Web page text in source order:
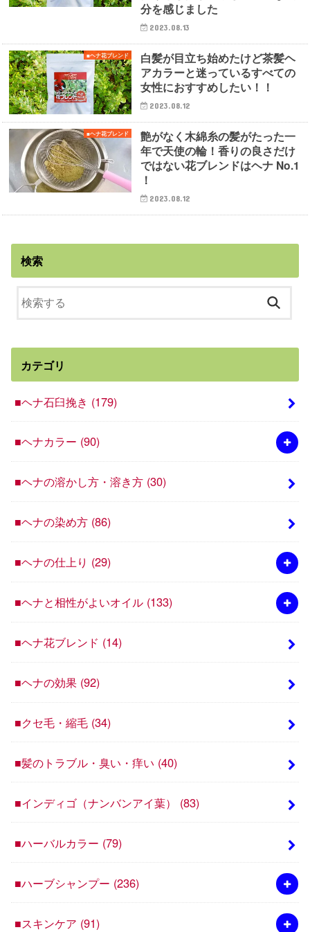
分を感じました
2023.08.13
■ヘナ花ブレンド
白髪が目立ち始めたけど茶髪ヘ
アカラーと迷っているすべての
女性におすすめしたい！！
2023.08.12
■ヘナ花ブレンド
艶がなく木綿糸の髪がたった一
年で天使の輪！香りの良さだけ
ではない花ブレンドはヘナ No.1
！
2023.08.12
検索
カテゴリ
■ヘナ石臼挽き (179)
■ヘナカラー (90)
■ヘナの溶かし方・溶き方 (30)
■ヘナの染め方 (86)
■ヘナの仕上り (29)
■ヘナと相性がよいオイル (133)
■ヘナ花ブレンド (14)
■ヘナの効果 (92)
■クセ毛・縮毛 (34)
■髪のトラブル・臭い・痒い (40)
■インディゴ（ナンバンアイ葉） (83)
■ハーバルカラー (79)
■ハーブシャンプー (236)
■スキンケア (91)